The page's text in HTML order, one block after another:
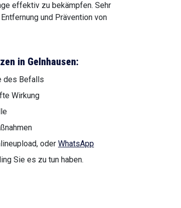
effektiv zu bekämpfen. Sehr
und Prävention von
in Gelnhausen:
des Befalls
Wirkung
oder WhatsApp
Sie es zu tun haben.